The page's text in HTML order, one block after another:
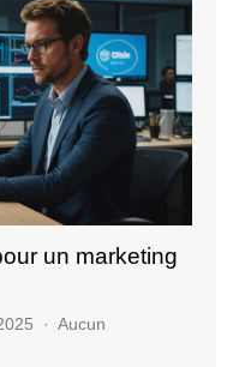
un marketing
Aucun